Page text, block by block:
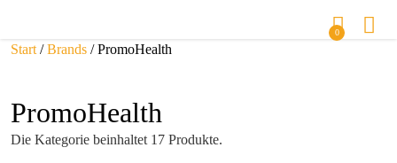
0
Start /Brands / PromoHealth
PromoHealth
Die Kategorie beinhaltet 17 Produkte.